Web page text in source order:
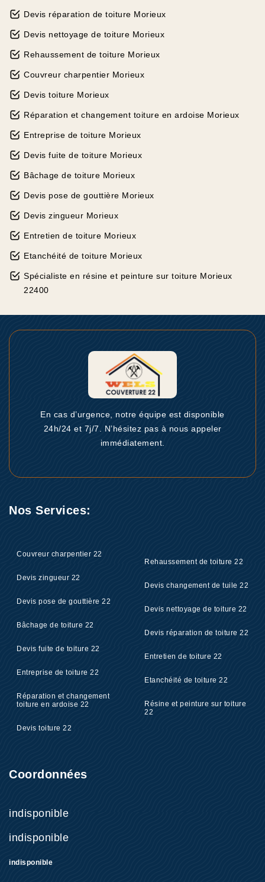
Devis réparation de toiture Morieux
Devis nettoyage de toiture Morieux
Rehaussement de toiture Morieux
Couvreur charpentier Morieux
Devis toiture Morieux
Réparation et changement toiture en ardoise Morieux
Entreprise de toiture Morieux
Devis fuite de toiture Morieux
Bâchage de toiture Morieux
Devis pose de gouttière Morieux
Devis zingueur Morieux
Entretien de toiture Morieux
Etanchéité de toiture Morieux
Spécialiste en résine et peinture sur toiture Morieux
22400
En cas d’urgence, notre équipe est disponible
24h/24 et 7j/7. N’hésitez pas à nous appeler
immédiatement.
Nos Services:
Couvreur charpentier 22
Devis zingueur 22
Devis pose de gouttière 22
Bâchage de toiture 22
Devis fuite de toiture 22
Entreprise de toiture 22
Réparation et changement
toiture en ardoise 22
Devis toiture 22
Rehaussement de toiture 22
Devis changement de tuile 22
Devis nettoyage de toiture 22
Devis réparation de toiture 22
Entretien de toiture 22
Etanchéité de toiture 22
Résine et peinture sur toiture
22
Coordonnées
indisponible
indisponible
indisponible